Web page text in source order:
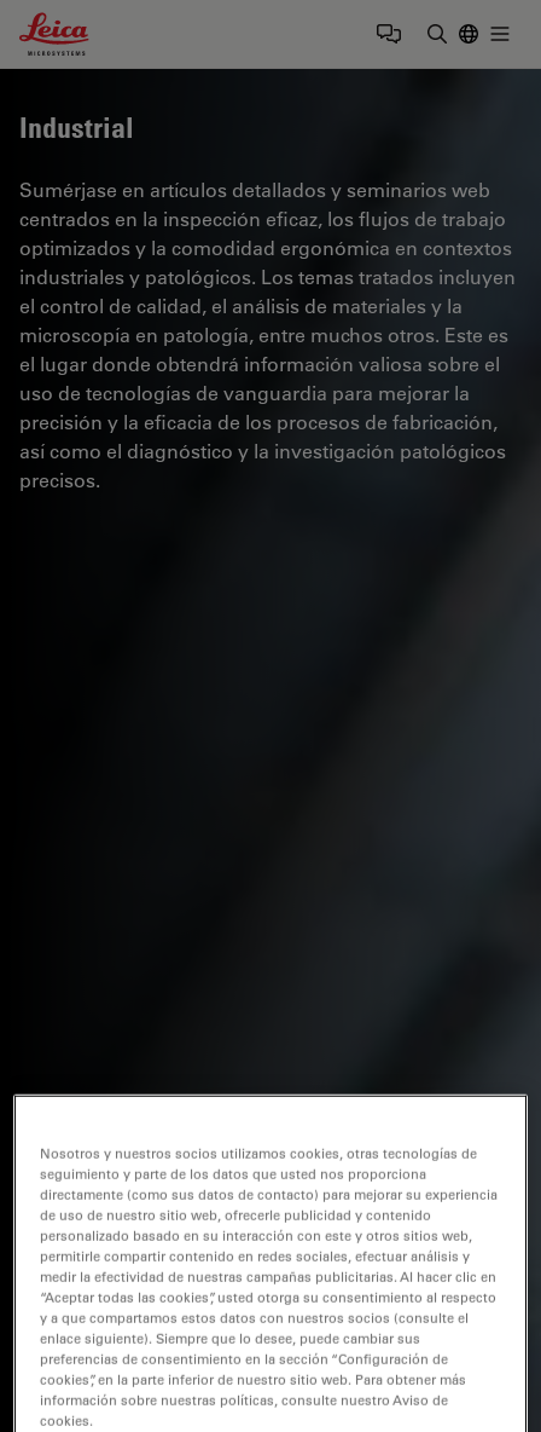
Leica Microsystems Logo
Industrial
Sumérjase en artículos detallados y seminarios web
centrados en la inspección eficaz, los flujos de trabajo
optimizados y la comodidad ergonómica en contextos
industriales y patológicos. Los temas tratados incluyen
el control de calidad, el análisis de materiales y la
microscopía en patología, entre muchos otros. Este es
el lugar donde obtendrá información valiosa sobre el
uso de tecnologías de vanguardia para mejorar la
precisión y la eficacia de los procesos de fabricación,
así como el diagnóstico y la investigación patológicos
precisos.
Nosotros y nuestros socios utilizamos cookies, otras tecnologías de
seguimiento y parte de los datos que usted nos proporciona
directamente (como sus datos de contacto) para mejorar su experiencia
de uso de nuestro sitio web, ofrecerle publicidad y contenido
personalizado basado en su interacción con este y otros sitios web,
permitirle compartir contenido en redes sociales, efectuar análisis y
medir la efectividad de nuestras campañas publicitarias. Al hacer clic en
“Aceptar todas las cookies”, usted otorga su consentimiento al respecto
y a que compartamos estos datos con nuestros socios (consulte el
enlace siguiente). Siempre que lo desee, puede cambiar sus
preferencias de consentimiento en la sección “Configuración de
cookies”, en la parte inferior de nuestro sitio web. Para obtener más
información sobre nuestras políticas, consulte nuestro Aviso de
cookies.